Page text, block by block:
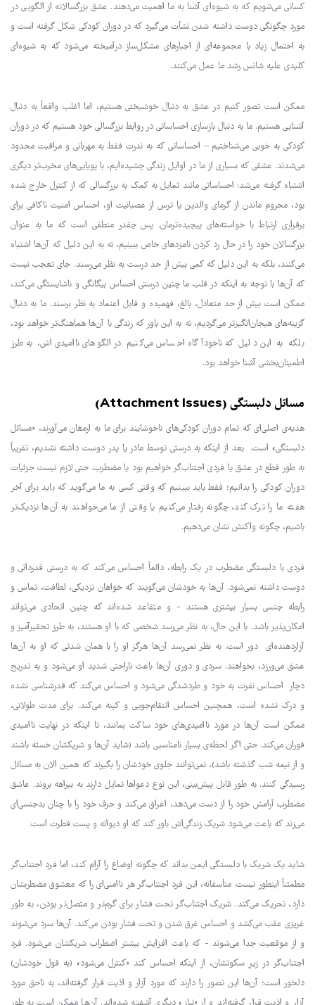
کسانی می‌شویم که به شیوه‌ای آشنا به ما اهمیت می‌دهند. عشق بزرگسالانه از الگویی در
مورد چگونگی دوست داشته شدن نشأت می‌گیرد که در دوران کودکی شکل گرفته است و
به احتمال زیاد با مجموعه‌ای از اجبارهای مشکل‌ساز درآمیخته می‌شود که به شیوه‌ای
کلیدی علیه شانس رشد ما عمل می‌کنند.
ممکن است تصور کنیم در عشق به دنبال خوشبختی هستیم، اما اغلب واقعاً به دنبال
آشنایی هستیم. ما به دنبال بازسازی احساساتی در روابط بزرگسالی خود هستیم که در دوران
کودکی به خوبی می‌شناختیم – احساساتی که به ندرت فقط به مهربانی و مراقبت محدود
می‌شدند. عشقی که بسیاری از ما در اوایل زندگی چشیده‌ایم، با پویایی‌های مخرب‌تر دیگری
اشتباه گرفته می‌شد: احساساتی مانند تمایل به کمک به بزرگسالی که از کنترل خارج شده
بود، محروم ماندن از گرمای والدین یا ترس از عصبانیت او، احساس امنیت ناکافی برای
برقراری ارتباط با خواسته‌های پیچیده‌ترمان. پس چقدر منطقی است که ما به عنوان
بزرگسالان خود را در حال رد کردن نامزدهای خاص ببینیم، نه به این دلیل که آن‌ها اشتباه
می‌کنند، بلکه به این دلیل که کمی بیش از حد درست به نظر می‌رسند. جای تعجب نیست
که آن‌ها با توجه به اینکه در قلب ما چنین درستی احساس بیگانگی و ناشایستگی می‌کند،
ممکن است بیش از حد متعادل، بالغ، فهمیده و قابل اعتماد به نظر برسند. ما به دنبال
گزینه‌های هیجان‌انگیزتر می‌گردیم، نه به این باور که زندگی با آن‌ها هماهنگ‌تر خواهد بود،
بلکه به این دلیل که ناخودآگاه احساس می‌کنیم در الگوهای ناامیدی‌اش، به طرز
اطمینان‌بخشی آشنا خواهد بود.
مسائل دلبستگی (Attachment Issues)
هدیه‌ی اصلی‌ای که تمام دوران کودکی‌های ناخوشایند برای ما به ارمغان می‌آورند، «مسائل
دلبستگی» است. بعد از اینکه به درستی توسط مادر یا پدر دوست داشته نشدیم، تقریباً
به طور قطع در عشق یا فردی اجتناب‌گر خواهیم بود یا مضطرب. حتی لازم نیست جزئیات
دوران کودکی را بدانیم؛ فقط باید ببینیم که وقتی کسی به ما می‌گوید که باید برای آخر
هفته ما را ترک کند، چگونه رفتار می‌کنیم یا وقتی از ما می‌خواهند به آن‌ها نزدیک‌تر
باشیم، چگونه واکنش نشان می‌دهیم.
فردی با دلبستگی مضطرب در یک رابطه، دائماً احساس می‌کند که به درستی قدردانی و
دوست داشته نمی‌شود. آن‌ها به خودشان می‌گویند که خواهان نزدیکی، لطافت، تماس و
رابطه جنسی بسیار بیشتری هستند - و متقاعد شده‌اند که چنین اتحادی می‌تواند
امکان‌پذیر باشد. با این حال، به نظر می‌رسد شخصی که با او هستند، به طرز تحقیرآمیز و
آزاردهنده‌ای دور است. به نظر نمی‌رسد آن‌ها هرگز او را با همان شدتی که او به آن‌ها
عشق می‌ورزد، بخواهند. سردی و دوری آن‌ها باعث ناراحتی شدید او می‌شود و به تدریج
دچار احساس نفرت به خود و طردشدگی می‌شود و احساس می‌کند که قدرشناسی نشده
و درک نشده است، همچنین احساس انتقام‌جویی و کینه می‌کند. برای مدت طولانی،
ممکن است آن‌ها در مورد ناامیدی‌های خود ساکت بمانند، تا اینکه در نهایت ناامیدی
فوران می‌کند. حتی اگر لحظه‌ی بسیار نامناسبی باشد (شاید آن‌ها و شریکشان خسته باشند
و از نیمه شب گذشته باشد)، نمی‌توانند جلوی خودشان را بگیرند که همین الان به مسائل
رسیدگی کنند. به طور قابل پیش‌بینی، این نوع دعواها تمایل دارند به بیراهه بروند. عاشق
مضطرب آرامش خود را از دست می‌دهد، اغراق می‌کند و حرف خود را با چنان بدجنسی‌ای
می‌زند که باعث می‌شود شریک زندگی‌اش باور کند که او دیوانه و پست فطرت است.
شاید یک شریک با دلبستگی ایمن بداند که چگونه اوضاع را آرام کند، اما فرد اجتناب‌گر
مطمئناً اینطور نیست. متأسفانه، این فرد اجتناب‌گر هر ناامنی‌ای را که معشوق مضطربشان
دارد، تحریک می‌کند. شریک اجتناب‌گر تحت فشار برای گرم‌تر و متصل‌تر بودن، به طور
غریزی عقب می‌کشد و احساس غرق شدن و تحت فشار بودن می‌کند. آن‌ها سرد می‌شوند
و از موقعیت جدا می‌شوند - که باعث افزایش بیشتر اضطراب شریکشان می‌شود. فرد
اجتناب‌گر در زیرِ سکوتشان، از اینکه احساس کند «کنترل می‌شود» (به قول خودشان)
دلخور است؛ آن‌ها این تصور را دارند که مورد آزار و اذیت قرار گرفته‌اند، به ناحق مورد